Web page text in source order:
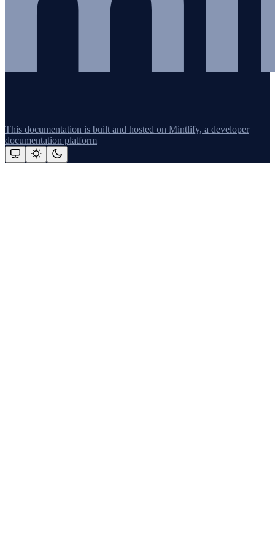
This documentation is built and hosted on Mintlify, a developer
documentation platform